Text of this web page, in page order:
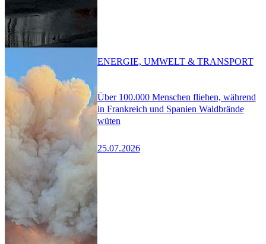
Über 100.000 Menschen fliehen, während
in Frankreich und Spanien Waldbrände
wüten
25.07.2026
ENERGIE, UMWELT & TRANSPORT